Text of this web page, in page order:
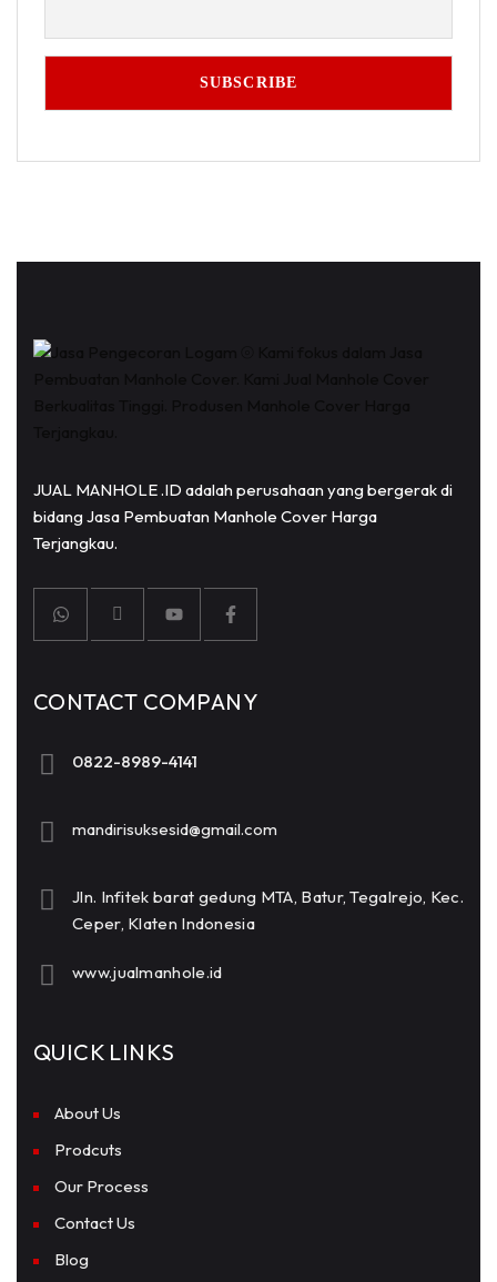
JUAL MANHOLE .ID adalah perusahaan yang bergerak di
bidang Jasa Pembuatan Manhole Cover Harga
Terjangkau.
CONTACT COMPANY
0822-8989-4141
mandirisuksesid@gmail.com
Jln. Infitek barat gedung MTA, Batur, Tegalrejo, Kec.
Ceper, Klaten Indonesia
www.jualmanhole.id
QUICK LINKS
About Us
Prodcuts
Our Process
Contact Us
Blog